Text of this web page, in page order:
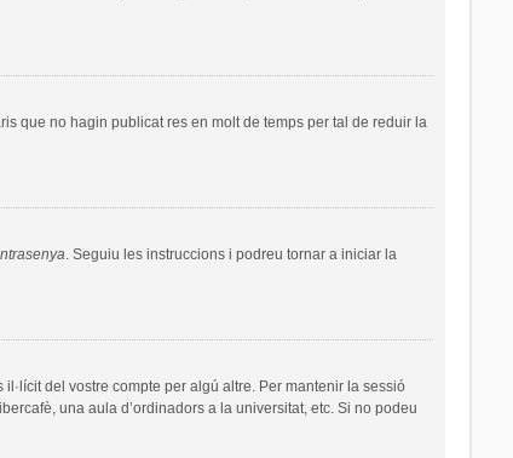
que no hagin publicat res en molt de temps per tal de reduir la
. Seguiu les instruccions i podreu tornar a iniciar la
del vostre compte per algú altre. Per mantenir la sessió
una aula d’ordinadors a la universitat, etc. Si no podeu